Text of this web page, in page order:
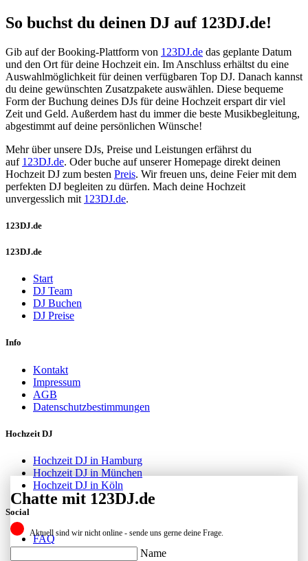
So buchst du deinen DJ auf 123DJ.de!
Gib auf der Booking-Plattform von 123DJ.de das geplante Datum
und den Ort für deine Hochzeit ein. Im Anschluss erhältst du eine
Auswahlmöglichkeit für deinen verfügbaren Top DJ. Danach kannst
du deine gewünschten Zusatzpakete auswählen. Diese bequeme
Form der Buchung deines DJs für deine Hochzeit erspart dir viel
Zeit und Geld. Außerdem hast du immer die beste Musikbegleitung,
abgestimmt auf deine persönlichen Wünsche!
Mehr über unsere DJs, Preise und Leistungen erfährst du
auf 123DJ.de. Oder buche auf unserer Homepage direkt deinen
Hochzeit DJ zum besten Preis. Wir freuen uns, deine Feier mit dem
perfekten DJ begleiten zu dürfen. Mach deine Hochzeit
unvergesslich mit 123DJ.de.
123DJ.de
123DJ.de
Start
DJ Team
DJ Buchen
DJ Preise
Info
Kontakt
Impressum
AGB
Datenschutzbestimmungen
Hochzeit DJ
Hochzeit DJ in Hamburg
Hochzeit DJ in München
Hochzeit DJ in Köln
Social
FAQ
Facebook
Chatte mit 123DJ.de
Aktuell sind wir nicht online - sende uns gerne deine Frage.
Name